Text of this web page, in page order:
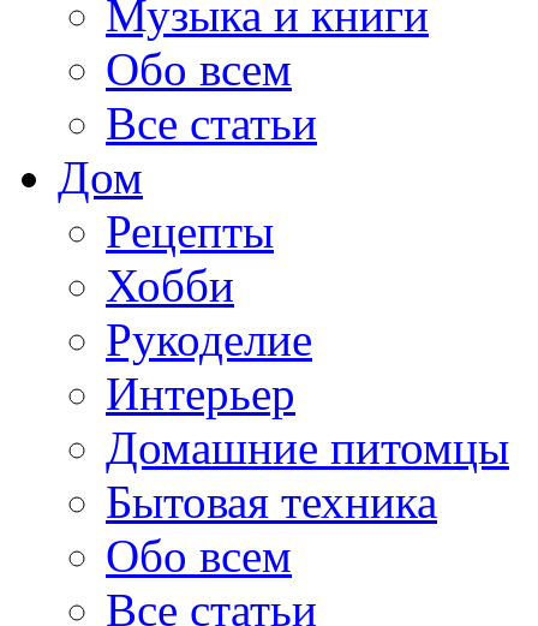
Музыка и книги
Обо всем
Все статьи
Дом
Рецепты
Хобби
Рукоделие
Интерьер
Домашние питомцы
Бытовая техника
Обо всем
Все статьи